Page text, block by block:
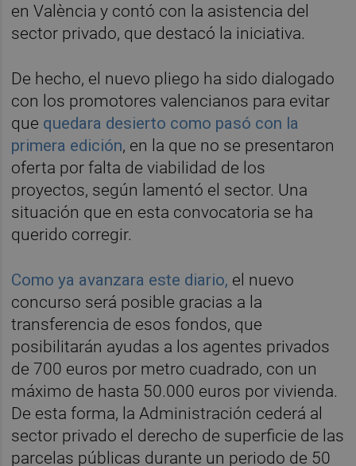
en València y contó con la asistencia del
sector privado, que destacó la iniciativa.
De hecho, el nuevo pliego ha sido dialogado
con los promotores valencianos para evitar
que quedara desierto como pasó con la
primera edición, en la que no se presentaron
oferta por falta de viabilidad de los
proyectos, según lamentó el sector. Una
situación que en esta convocatoria se ha
querido corregir.
Como ya avanzara este diario, el nuevo
concurso será posible gracias a la
transferencia de esos fondos, que
posibilitarán ayudas a los agentes privados
de 700 euros por metro cuadrado, con un
máximo de hasta 50.000 euros por vivienda.
De esta forma, la Administración cederá al
sector privado el derecho de superficie de las
parcelas públicas durante un periodo de 50